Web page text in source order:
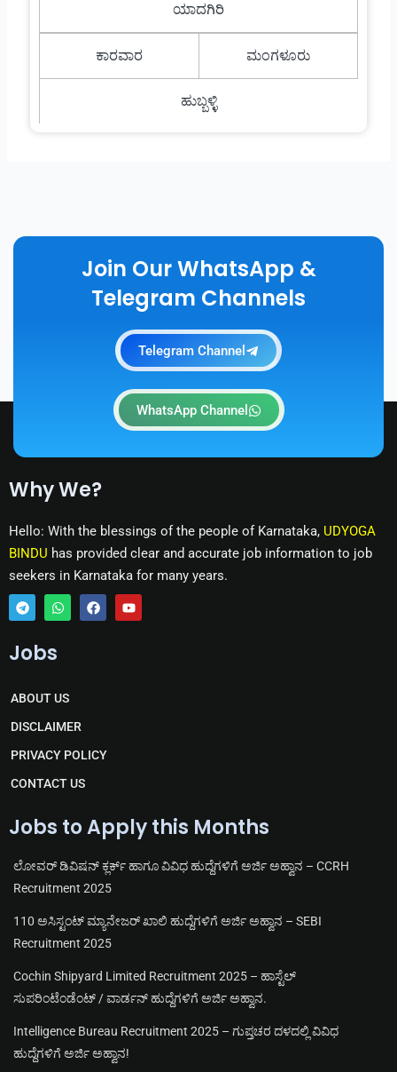
ಯಾದಗಿರಿ
ಕಾರವಾರ ಮಂಗಳೂರು
ಹುಬ್ಬಳ್ಳಿ
Join Our WhatsApp &
Telegram Channels
Telegram Channel
WhatsApp Channel
Why We?
Hello: With the blessings of the people of Karnataka, UDYOGA
BINDU has provided clear and accurate job information to job
seekers in Karnataka for many years.
T
l
r
a
m
W
a
a
p
p
F Y
Jobs
ABOUT US
DISCLAIMER
PRIVACY POLICY
CONTACT US
Jobs to Apply this Months
ಲೋವರ್ ಡಿವಿಷನ್ ಕ್ಲರ್ಕ್ ಹಾಗೂ ವಿವಿಧ ಹುದ್ದೆಗಳಿಗೆ ಅರ್ಜಿ ಅಹ್ವಾನ – CCRH
Recruitment 2025
110 ಅಸಿಸ್ಟಂಟ್ ಮ್ಯಾನೇಜರ್ ಖಾಲಿ ಹುದ್ದೆಗಳಿಗೆ ಅರ್ಜಿ ಅಹ್ವಾನ – SEBI
Recruitment 2025
Cochin Shipyard Limited Recruitment 2025 – ಹಾಸ್ಟೆಲ್
ಸುಪರಿಂಟೆಂಡೆಂಟ್ / ವಾರ್ಡನ್ ಹುದ್ದೆಗಳಿಗೆ ಅರ್ಜಿ ಅಹ್ವಾನ.
Intelligence Bureau Recruitment 2025 – ಗುಪ್ತಚರ ದಳದಲ್ಲಿ ವಿವಿಧ
ಹುದ್ದೆಗಳಿಗೆ ಅರ್ಜಿ ಅಹ್ವಾನ!